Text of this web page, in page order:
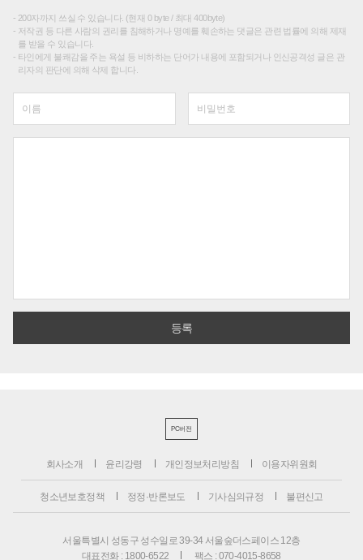
200자까지 쓰실 수 있습니다. (현재 0 byte / 최대 400byte)
저작권 등 다른 사람의 권리를 침해하거나 명예를 훼손하는 댓글은 관련 법률에 의해 제재
를 받을 수 있습니다.
타인에게 불쾌감을 주는 욕설 등 비하하는 단어가 내용에 포함되거나 인신공격성 글은 관
리자의 판단에 의해 삭제 합니다.
PC버전
회사소개 윤리강령 개인정보처리방침 이용자위원회
청소년보호정책 정정·반론보도 기사심의규정 불편신고
서울특별시 성동구 성수일로 39-34 서울숲더스페이스 12층
대표전화 : 1800-6522
팩스 : 070-4015-8658